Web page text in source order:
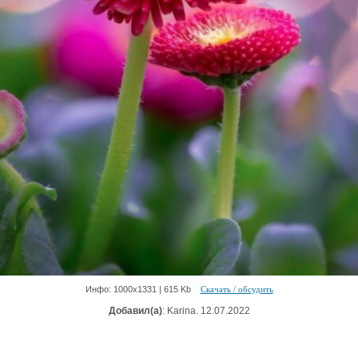
Инфо: 1000х1331 | 615 Kb Скачать / обсудить
Добавил(а): Karina. 12.07.2022